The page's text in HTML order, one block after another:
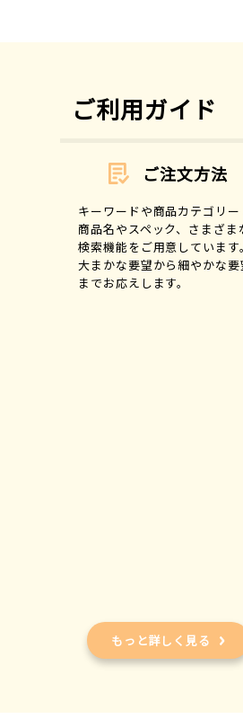
ご利用ガイド
ご注文方法
キーワードや商品カテゴリー
商品名やスペック、さまざま
検索機能をご用意しています。
大まかな要望から細やかな要
までお応えします。
もっと詳しく見る